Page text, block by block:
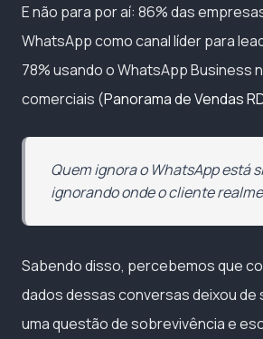
E não para por aí: 86% das
WhatsApp como canal líder para
78% usando o WhatsApp Business
comerciais (Panorama de Vendas
Quem ignora o WhatsApp está
ignorando onde o cliente
Sabendo disso, percebemos que
dados dessas conversas deixou de
uma questão de sobrevivência e